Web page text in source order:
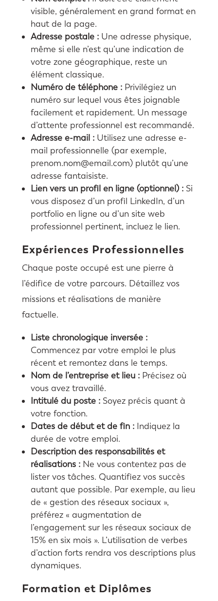
visible, généralement en grand format en
haut de la page.
Adresse postale :Une adresse physique,
même si elle n’est qu’une indication de
votre zone géographique, reste un
élément classique.
Numéro de téléphone :Privilégiez un
numéro sur lequel vous êtes joignable
facilement et rapidement. Un message
d’attente professionnel est recommandé.
Adresse e-mail :Utilisez une adresse e-
mail professionnelle (par exemple,
prenom.nom@email.com) plutôt qu’une
adresse fantaisiste.
Lien vers un profil en ligne (optionnel) :Si
vous disposez d’un profil LinkedIn, d’un
portfolio en ligne ou d’un site web
professionnel pertinent, incluez le lien.
Expériences Professionnelles
Chaque poste occupé est une pierre à
l’édifice de votre parcours. Détaillez vos
missions et réalisations de manière
factuelle.
Liste chronologique inversée :
Commencez par votre emploi le plus
récent et remontez dans le temps.
Nom de l’entreprise et lieu :Précisez où
vous avez travaillé.
Intitulé du poste :Soyez précis quant à
votre fonction.
Dates de début et de fin :Indiquez la
durée de votre emploi.
Description des responsabilités et
réalisations :Ne vous contentez pas de
lister vos tâches. Quantifiez vos succès
autant que possible. Par exemple, au lieu
de « gestion des réseaux sociaux »,
préférez « augmentation de
l’engagement sur les réseaux sociaux de
15% en six mois ». L’utilisation de verbes
d’action forts rendra vos descriptions plus
dynamiques.
Formation et Diplômes